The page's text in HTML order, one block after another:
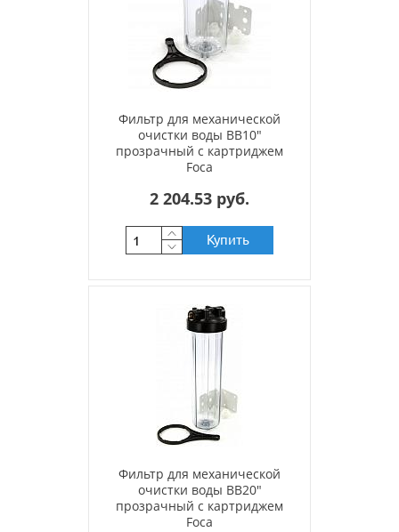
Фильтр для механической
очистки воды BB10"
прозрачный с картриджем
Foca
2 204.53 руб.
Купить
Фильтр для механической
очистки воды BB20"
прозрачный с картриджем
Foca